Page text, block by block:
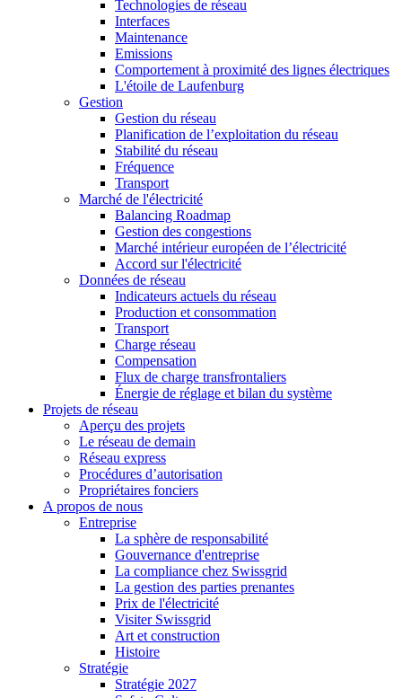
Technologies de réseau
Interfaces
Maintenance
Emissions
Comportement à proximité des lignes électriques
L'étoile de Laufenburg
Gestion
Gestion du réseau
Planification de l’exploitation du réseau
Stabilité du réseau
Fréquence
Transport
Marché de l'électricité
Balancing Roadmap
Gestion des congestions
Marché intérieur européen de l’électricité
Accord sur l'électricité
Données de réseau
Indicateurs actuels du réseau
Production et consommation
Transport
Charge réseau
Compensation
Flux de charge transfrontaliers
Énergie de réglage et bilan du système
Projets de réseau
Aperçu des projets
Le réseau de demain
Réseau express
Procédures d’autorisation
Propriétaires fonciers
A propos de nous
Entreprise
La sphère de responsabilité
Gouvernance d'entreprise
La compliance chez Swissgrid
La gestion des parties prenantes
Prix de l'électricité
Visiter Swissgrid
Art et construction
Histoire
Stratégie
Stratégie 2027